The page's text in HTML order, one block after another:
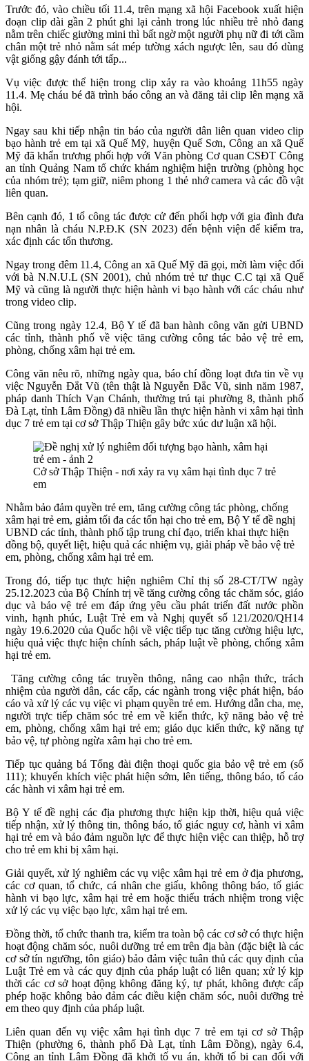
Trước đó, vào chiều tối 11.4, trên mạng xã hội Facebook xuất hiện
đoạn clip dài gần 2 phút ghi lại cảnh trong lúc nhiều trẻ nhỏ đang
nằm trên chiếc giường mini thì bất ngờ một người phụ nữ đi tới cầm
chân một trẻ nhỏ nằm sát mép tường xách ngược lên, sau đó dùng
vật giống gậy đánh tới tấp...
Vụ việc được thể hiện trong clip xảy ra vào khoảng 11h55 ngày
11.4. Mẹ cháu bé đã trình báo công an và đăng tải clip lên mạng xã
hội.
Ngay sau khi tiếp nhận tin báo của người dân liên quan video clip
bạo hành trẻ em tại xã Quế Mỹ, huyện Quế Sơn, Công an xã Quế
Mỹ đã khẩn trương phối hợp với Văn phòng Cơ quan CSĐT Công
an tỉnh Quảng Nam tổ chức khám nghiệm hiện trường (phòng học
của nhóm trẻ); tạm giữ, niêm phong 1 thẻ nhớ camera và các đồ vật
liên quan.
Bên cạnh đó, 1 tổ công tác được cử đến phối hợp với gia đình đưa
nạn nhân là cháu N.P.Đ.K (SN 2023) đến bệnh viện để kiểm tra,
xác định các tổn thương.
Ngay trong đêm 11.4, Công an xã Quế Mỹ đã gọi, mời làm việc đối
với bà N.N.U.L (SN 2001), chủ nhóm trẻ tư thục C.C tại xã Quế
Mỹ và cũng là người thực hiện hành vi bạo hành với các cháu như
trong video clip.
Cũng trong ngày 12.4, Bộ Y tế đã ban hành công văn gửi UBND
các tỉnh, thành phố về việc tăng cường công tác bảo vệ trẻ em,
phòng, chống xâm hại trẻ em.
Công văn nêu rõ, những ngày qua, báo chí đồng loạt đưa tin về vụ
việc Nguyễn Đắt Vũ (tên thật là Nguyễn Đắc Vũ, sinh năm 1987,
pháp danh Thích Vạn Chánh, thường trú tại phường 8, thành phố
Đà Lạt, tỉnh Lâm Đồng) đã nhiều lần thực hiện hành vi xâm hại tình
dục 7 trẻ em tại cơ sở Thập Thiện gây bức xúc dư luận xã hội.
Cở sở Thập Thiện - nơi xảy ra vụ xâm hại tình dục 7 trẻ
em
Nhằm bảo đảm quyền trẻ em, tăng cường công tác phòng, chống
xâm hại trẻ em, giảm tối đa các tổn hại cho trẻ em, Bộ Y tế đề nghị
UBND các tỉnh, thành phố tập trung chỉ đạo, triển khai thực hiện
đồng bộ, quyết liệt, hiệu quả các nhiệm vụ, giải pháp về bảo vệ trẻ
em, phòng, chống xâm hại trẻ em.
Trong đó, tiếp tục thực hiện nghiêm Chỉ thị số 28-CT/TW ngày
25.12.2023 của Bộ Chính trị về tăng cường công tác chăm sóc, giáo
dục và bảo vệ trẻ em đáp ứng yêu cầu phát triển đất nước phồn
vinh, hạnh phúc, Luật Trẻ em và Nghị quyết số 121/2020/QH14
ngày 19.6.2020 của Quốc hội về việc tiếp tục tăng cường hiệu lực,
hiệu quả việc thực hiện chính sách, pháp luật về phòng, chống xâm
hại trẻ em.
Tăng cường công tác truyền thông, nâng cao nhận thức, trách
nhiệm của người dân, các cấp, các ngành trong việc phát hiện, báo
cáo và xử lý các vụ việc vi phạm quyền trẻ em. Hướng dẫn cha, mẹ,
người trực tiếp chăm sóc trẻ em về kiến thức, kỹ năng bảo vệ trẻ
em, phòng, chống xâm hại trẻ em; giáo dục kiến thức, kỹ năng tự
bảo vệ, tự phòng ngừa xâm hại cho trẻ em.
Tiếp tục quảng bá Tổng đài điện thoại quốc gia bảo vệ trẻ em (số
111); khuyến khích việc phát hiện sớm, lên tiếng, thông báo, tố cáo
các hành vi xâm hại trẻ em.
Bộ Y tế đề nghị các địa phương thực hiện kịp thời, hiệu quả việc
tiếp nhận, xử lý thông tin, thông báo, tố giác nguy cơ, hành vi xâm
hại trẻ em và bảo đảm nguồn lực để thực hiện việc can thiệp, hỗ trợ
cho trẻ em khi bị xâm hại.
Giải quyết, xử lý nghiêm các vụ việc xâm hại trẻ em ở địa phương,
các cơ quan, tổ chức, cá nhân che giấu, không thông báo, tố giác
hành vi bạo lực, xâm hại trẻ em hoặc thiếu trách nhiệm trong việc
xử lý các vụ việc bạo lực, xâm hại trẻ em.
Đồng thời, tổ chức thanh tra, kiểm tra toàn bộ các cơ sở có thực hiện
hoạt động chăm sóc, nuôi dưỡng trẻ em trên địa bàn (đặc biệt là các
cơ sở tín ngưỡng, tôn giáo) bảo đảm việc tuân thủ các quy định của
Luật Trẻ em và các quy định của pháp luật có liên quan; xử lý kịp
thời các cơ sở hoạt động không đăng ký, tự phát, không được cấp
phép hoặc không bảo đảm các điều kiện chăm sóc, nuôi dưỡng trẻ
em theo quy định của pháp luật.
Liên quan đến vụ việc xâm hại tình dục 7 trẻ em tại cơ sở Thập
Thiện (phường 6, thành phố Đà Lạt, tỉnh Lâm Đồng), ngày 6.4,
Công an tỉnh Lâm Đồng đã khởi tố vụ án, khởi tố bị can đối với